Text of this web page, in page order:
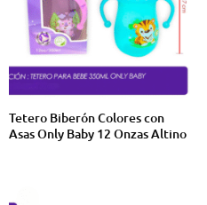
Tetero Biberón Colores con
Asas Only Baby 12 Onzas Altino